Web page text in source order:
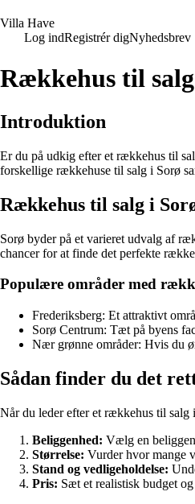
Villa Have
Log indRegistrér digNyhedsbrev
Rækkehus til
Introduktion
Er du på udkig efter et rækkehus til
forskellige rækkehuse til salg i Sorø
Rækkehus til salg i
Sorø byder på et varieret udvalg af
chancer for at finde det perfekte
Populære områder med
Frederiksberg: Et attraktivt
Sorø Centrum: Tæt på byens
Nær grønne områder: Hvis du
Sådan finder du det
Når du leder efter et rækkehus til salg
Beliggenhed: Vælg en
Størrelse: Vurder hvor mange
Stand og vedligeholdelse:
Pris: Sæt et realistisk budget